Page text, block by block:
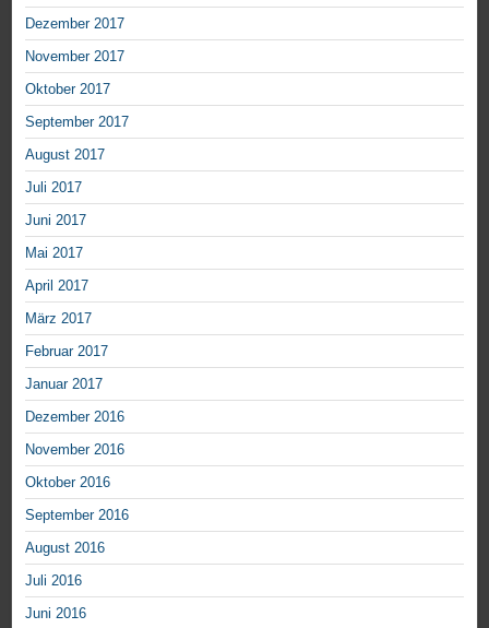
Dezember 2017
November 2017
Oktober 2017
September 2017
August 2017
Juli 2017
Juni 2017
Mai 2017
April 2017
März 2017
Februar 2017
Januar 2017
Dezember 2016
November 2016
Oktober 2016
September 2016
August 2016
Juli 2016
Juni 2016